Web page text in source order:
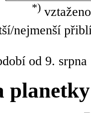
*)
nejmenší
od 9.